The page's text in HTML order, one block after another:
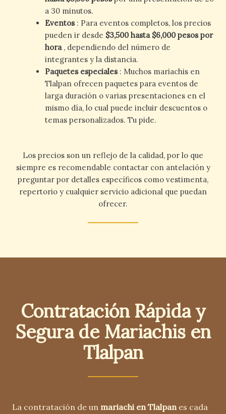
a 30 minutos.
Eventos: Para eventos completos, los precios
pueden ir desde $3,500 hasta $6,000 pesos por
hora, dependiendo del número de
integrantes y la distancia.
Paquetes especiales: Muchos mariachis en
Tlalpan ofrecen paquetes para eventos de
larga duración o varias presentaciones en el
mismo día, lo cual puede incluir descuentos o
temas personalizados. Tu pide.
Los precios son un reflejo de la calidad, por lo que
siempre es recomendable contactar con antelación y
preguntar por detalles específicos como vestimenta,
repertorio y cualquier servicio adicional que puedan
ofrecer.
Contratación Rápida y
Segura de Mariachis en
Tlalpan
La contratación de un mariachi en Tlalpan es cada